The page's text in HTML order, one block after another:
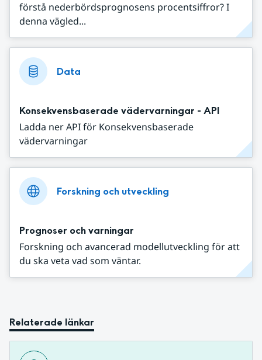
förstå nederbördsprognosens procentsiffror? I
denna vägled...
Data
Konsekvensbaserade vädervarningar - API
Ladda ner API för Konsekvensbaserade
vädervarningar
Forskning och utveckling
Prognoser och varningar
Forskning och avancerad modellutveckling för att
du ska veta vad som väntar.
Relaterade länkar